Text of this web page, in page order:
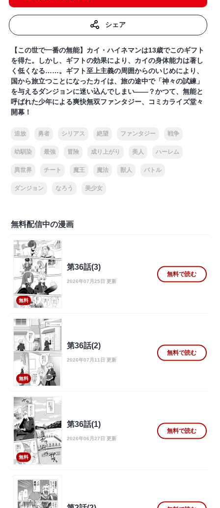
シェア
【この世で一番の無能】カイ・ハイネマンは13歳でこのギフト
を得た。しかし、ギフトの効果により、カイの身体能力は著し
く低くなる……。ギフト至上主義の周囲からのいじめにより、
国から旅立つことになったカイは、旅の途中で「神々の試練」
を与えるダンジョンに迷い込んでしまい――？かつて、無能と
呼ばれた少年による爽快無双ファンタジー、コミカライズ堂々
開幕！
追放 勇者 シリアス 絶望 ファンタジー 戦争
幼馴染 最強 冒険 成り上がり 美人 ハーレム
異世界 チート 魔王 魔法 獣人 バトル
ダンジョン なろう 美少女
無料配信中の漫画
無料
第36話(3)
2026年07月25日 更新
無料で読む
無料
第36話(2)
2026年07月11日 更新
無料で読む
無料
第36話(1)
2026年06月27日 更新
無料で読む